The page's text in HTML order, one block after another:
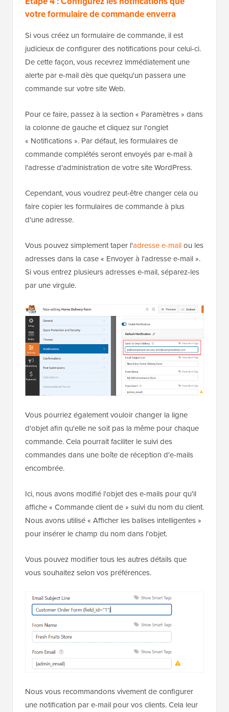
votre formulaire de commande enverra
Si vous créez un formulaire de commande, il est
judicieux de configurer des notifications pour celui-ci.
De cette façon, vous recevrez immédiatement une
alerte par e-mail dès que quelqu'un passera une
commande sur votre site Web.
Pour ce faire, passez à la section « Paramètres » dans
la colonne de gauche et cliquez sur l'onglet
« Notifications ». Par défaut, les formulaires de
commande complétés seront envoyés par e-mail à
l'adresse d'administration de votre site WordPress.
Cependant, vous voudrez peut-être changer cela ou
faire copier les formulaires de commande à plus
d'une adresse.
Vous pouvez simplement taper l'adresse e-mailou les
adresses dans la case « Envoyer à l'adresse e-mail ».
Si vous entrez plusieurs adresses e-mail, séparez-les
par une virgule.
Vous pourriez également vouloir changer la ligne
d'objet afin qu'elle ne soit pas la même pour chaque
commande. Cela pourrait faciliter le suivi des
commandes dans une boîte de réception d'e-mails
encombrée.
Ici, nous avons modifié l'objet des e-mails pour qu'il
affiche « Commande client de » suivi du nom du client.
Nous avons utilisé « Afficher les balises intelligentes »
pour insérer le champ du nom dans l'objet.
Vous pouvez modifier tous les autres détails que
vous souhaitez selon vos préférences.
Nous vous recommandons vivement de configurer
une notification par e-mail pour vos clients. Cela leur